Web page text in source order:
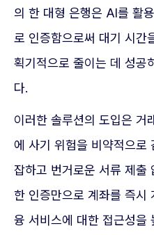
의 한 대형 은행은 AI를 활
로 인증함으로써 대기 시간
획기적으로 줄이는 데 성공
다.
이러한 솔루션의 도입은 거
에 사기 위험을 비약적으로
잡하고 번거로운 서류 제출
한 인증만으로 계좌를 즉시
융 서비스에 대한 접근성을